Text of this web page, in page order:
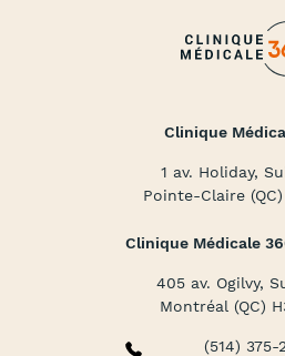
Clinique
1 av. Holiday,
Pointe-Claire
Clinique Médicale
405 av. Ogilvy,
Montréal (QC)
(514) 375-